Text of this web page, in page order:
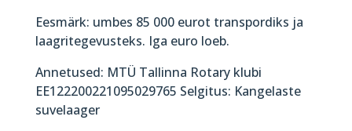
Eesmärk: umbes 85 000 eurot transpordiks ja
laagritegevusteks. Iga euro loeb.
Annetused: MTÜ Tallinna Rotary klubi
EE122200221095029765 Selgitus: Kangelaste
suvelaager